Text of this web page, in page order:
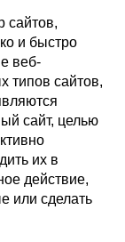
сайтов,
и быстро
веб-
типов сайтов,
сайт, целью
их в
действие,
или сделать